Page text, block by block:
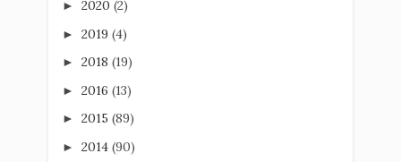
► 2020 (2)
► 2019 (4)
► 2018 (19)
► 2016 (13)
► 2015 (89)
► 2014 (90)